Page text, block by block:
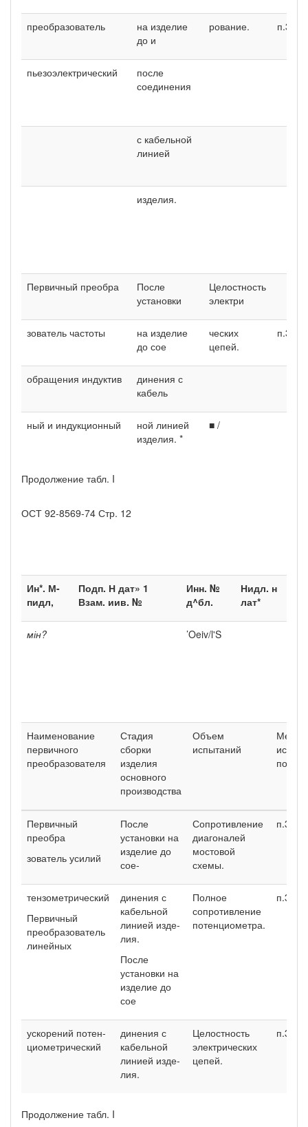
преобразователь
на изделие
до и
рование. п.3.11.
пьезоэлектрический
после
соединения
с кабельной
линией
изделия.
Первичный преобра­
После
установки
Целостность
электри­
зователь частоты
на изделие
до сое­
ческих
цепей.
п.3.2.
обращения индуктив­
динения с
кабель­
ный и индукционный
ной линией
изде­лия. *
■ /
Продолжение табл. I
ОСТ 92-8569-74 Стр. 12
Ин*. М-
пидл,
Подп. Н дат» 1
Взам. иив. №
Инн. №
д^бл.
Нидл. н
лат*
мін? ’Oeiv/l'S
Наименование
первичного
преобразователя
Стадия
сборки
изделия
основного
производства
Объем
испытаний
по
Первичный
преобра­
зователь усилий
После
установки на
изделие до
сое-
Сопротивление
диагона­лей
мостовой
схемы.
п.3.9.
тензометрический
Первичный
преобра­зователь
линейных
динения с
кабель­ной
линией изде­
лия.
После
установки на
изделие до
сое­
Полное
сопротивление
потенциометра.
п.3.13.
ускорений потен­
циометрический
динения с
кабель­ной
линией изде­
лия.
Целостность
электри­ческих
цепей.
п.3.2.
Продолжение табл. I